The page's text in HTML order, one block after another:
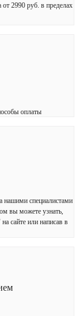
от 2990 руб. в пределах
оплаты
нашими специалистами
вы можете узнать,
сайте или написав в